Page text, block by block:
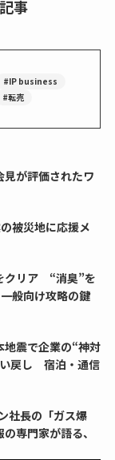
事
#IP business
#転売
が評価されたワ
被災地に応援メ
クリア “消臭”を
般向け攻略の鍵
震で企業の“神対
戻し 宿泊・通信
社長の「ガス爆
専門家が語る、